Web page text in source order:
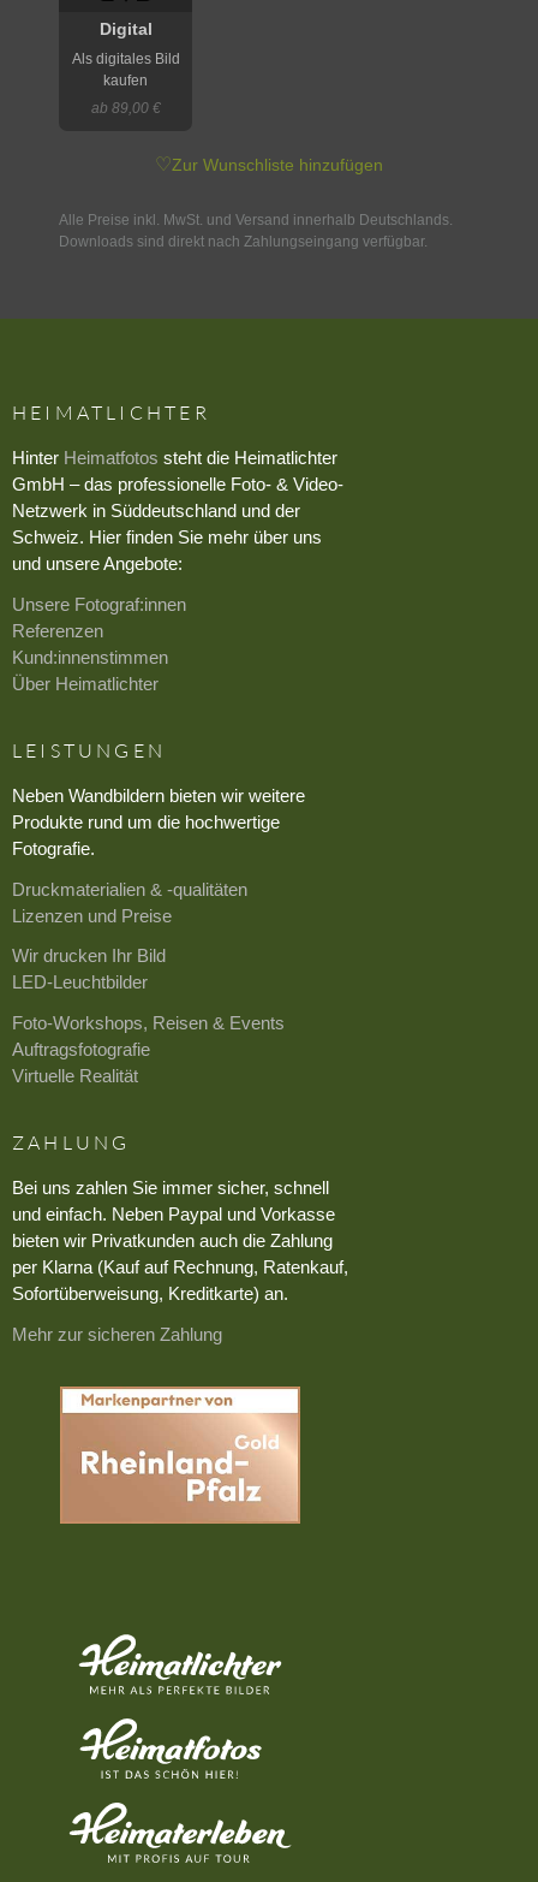
Digital
Als digitales Bild
kaufen
ab 89,00 €
♡Zur Wunschliste hinzufügen
Alle Preise inkl. MwSt. und Versand innerhalb Deutschlands.
Downloads sind direkt nach Zahlungseingang verfügbar.
HEIMATLICHTER
Hinter Heimatfotos steht die Heimatlichter
GmbH – das professionelle Foto- & Video-
Netzwerk in Süddeutschland und der
Schweiz. Hier finden Sie mehr über uns
und unsere Angebote:
Unsere Fotograf:innen
Referenzen
Kund:innenstimmen
Über Heimatlichter
LEISTUNGEN
Neben Wandbildern bieten wir weitere
Produkte rund um die hochwertige
Fotografie.
Druckmaterialien & -qualitäten
Lizenzen und Preise
Wir drucken Ihr Bild
LED-Leuchtbilder
Foto-Workshops, Reisen & Events
Auftragsfotografie
Virtuelle Realität
ZAHLUNG
Bei uns zahlen Sie immer sicher, schnell
und einfach. Neben Paypal und Vorkasse
bieten wir Privatkunden auch die Zahlung
per Klarna (Kauf auf Rechnung, Ratenkauf,
Sofortüberweisung, Kreditkarte) an.
Mehr zur sicheren Zahlung